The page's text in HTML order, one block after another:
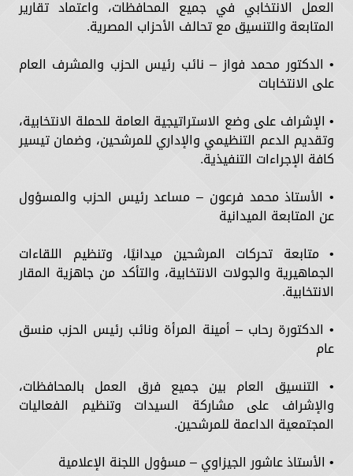
العمل الانتخابي في جميع المحافظات، واعتماد تقارير
المتابعة والتنسيق مع تحالف الأحزاب المصرية.
• الدكتور محمد فواز – نائب رئيس الحزب والمشرف العام
على الانتخابات
• الإشراف على وضع الاستراتيجية العامة للحملة الانتخابية،
وتقديم الدعم التنظيمي والإداري للمرشحين، وضمان تيسير
كافة الإجراءات التنفيذية.
• الأستاذ محمد فرعون – مساعد رئيس الحزب والمسؤول
عن المتابعة الميدانية
• متابعة تحركات المرشحين ميدانيًا، وتنظيم اللقاءات
الجماهيرية والجولات الانتخابية، والتأكد من جاهزية المقار
الانتخابية.
• الدكتورة رحاب – أمينة المرأة ونائب رئيس الحزب منسق
عام
• التنسيق العام بين جميع فرق العمل بالمحافظات،
والإشراف على مشاركة السيدات وتنظيم الفعاليات
المجتمعية الداعمة للمرشحين.
• الأستاذ عاشور الجيزاوي – مسؤول اللجنة الإعلامية